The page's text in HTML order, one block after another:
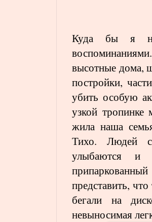
Куда бы я
высотные дома,
постройки,
убить особую
узкой
жила наша
Тихо. Людей
улыбаются и
представить,
бегали на
невыносимая